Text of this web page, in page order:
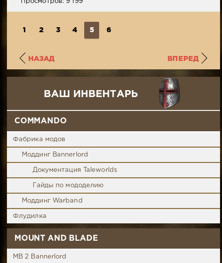
Просмотров: 9 199
1 2 3 4 5 6
НАЗАД ВПЕРЕД
COMMANDO
Фабрика модов
Моддинг Bannerlord
Документация Taleworlds
Гайды по мододелию
Моддинг Warband
Флудилка
MOUNT AND BLADE
MB 2 Bannerlord